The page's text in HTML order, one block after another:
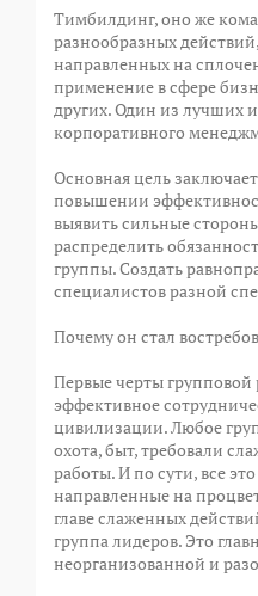
Тимбилдинг, оно же
разнообразных
направленных на
применение в сфере
других. Один из лучших
корпоративного
Основная цель
повышении
выявить сильные
распределить
группы. Создать
специалистов разной
Почему он стал
Первые черты
эффективное
цивилизации. Любое
охота, быт, требовали
работы. И по сути, все
направленные на
главе слаженных
группа лидеров. Это
неорганизованной и